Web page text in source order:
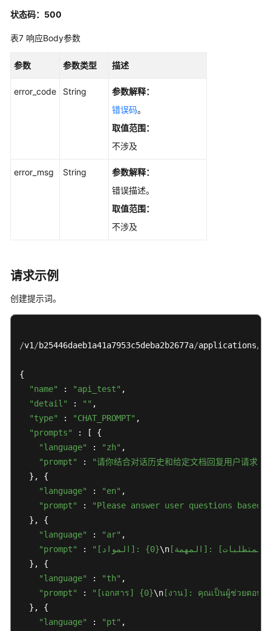
级
协
议
皮
持
状态码：500
表7 响应Body参数
参数 参数类型 描述
error_code String
参数解释：
错误码。
取值范围：
不涉及
error_msg String
参数解释：
错误描述。
取值范围：
不涉及
请求示例
创建提示词。
/v1 /b25446daeb1a41a7953c5deba2b2677a/applications/
{
"name"
: "api_test" ,
"detail"
: "" ,
"type"
: "CHAT_PROMPT" ,
"prompts"
: [ {
"language"
: "zh" ,
"prompt"
:
"请你结合对话历史和给定文档回复用户请求，
  }, {
"language"
: "en" ,
"prompt"
:
"Please answer user questions
  }, {
"language"
: "ar" ,
"prompt"
: "[المواد]: {0}\n
  }, {
"language"
: "th" ,
"prompt"
: "[เอกสาร] {0}\n [งาน]: คุณเป็นผู้ช่วยตอบคํา
  }, {
"language"
: "pt" ,